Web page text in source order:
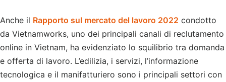
Anche il Rapporto sul mercato del lavoro 2022 condotto
da Vietnamworks, uno dei principali canali di reclutamento
online in Vietnam, ha evidenziato lo squilibrio tra domanda
e offerta di lavoro. L’edilizia, i servizi, l’informazione
tecnologica e il manifatturiero sono i principali settori con